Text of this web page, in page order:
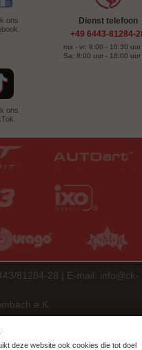
ons
ons
Dienst telefoon
+49 6443-81284-
ma - vr: 9:00 - 16:30 uur
Sa: 8:00 uur - 18:00 uur
81284-28 | E-mail: info@ck-
e.K.
deze website ook cookies die tot doel